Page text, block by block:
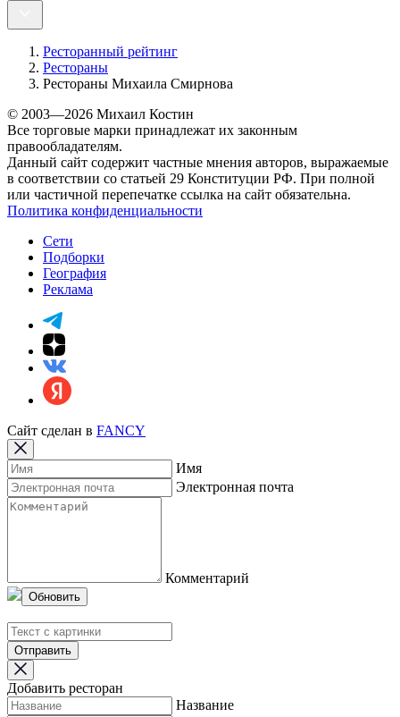
Ресторанный рейтинг
Рестораны
Рестораны Михаила Смирнова
© 2003—2026 Михаил Костин
Все торговые марки принадлежат их законным
правообладателям.
Данный сайт содержит частные мнения авторов, выражаемые
в соответствии со статьей 29 Конституции РФ. При полной
или частичной перепечатке ссылка на сайт обязательна.
Политика конфиденциальности
Сети
Подборки
География
Реклама
Сайт сделан в FANCY
Имя
Электронная почта
Комментарий
Обновить
Отправить
Добавить ресторан
Название